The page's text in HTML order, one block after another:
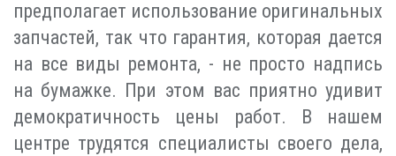
предполагает использование оригинальных
запчастей, так что гарантия, которая дается
на все виды ремонта, - не просто надпись
на бумажке. При этом вас приятно удивит
демократичность цены работ. В нашем
центре трудятся специалисты своего дела,